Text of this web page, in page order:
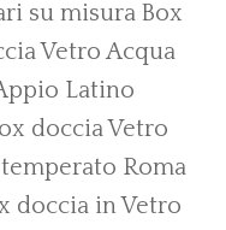
su misura Box
Vetro Acqua
Latino
doccia Vetro
Roma
doccia in Vetro